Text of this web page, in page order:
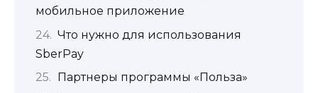
мобильное приложение
Что нужно для использования
SberPay
Партнеры программы «Польза»